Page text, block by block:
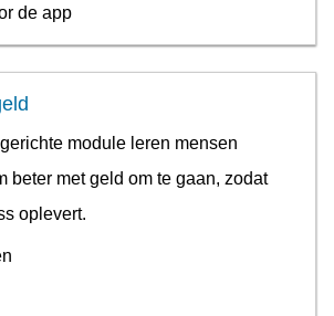
de app
module leren mensen
beter met geld om te gaan, zodat
oplevert.